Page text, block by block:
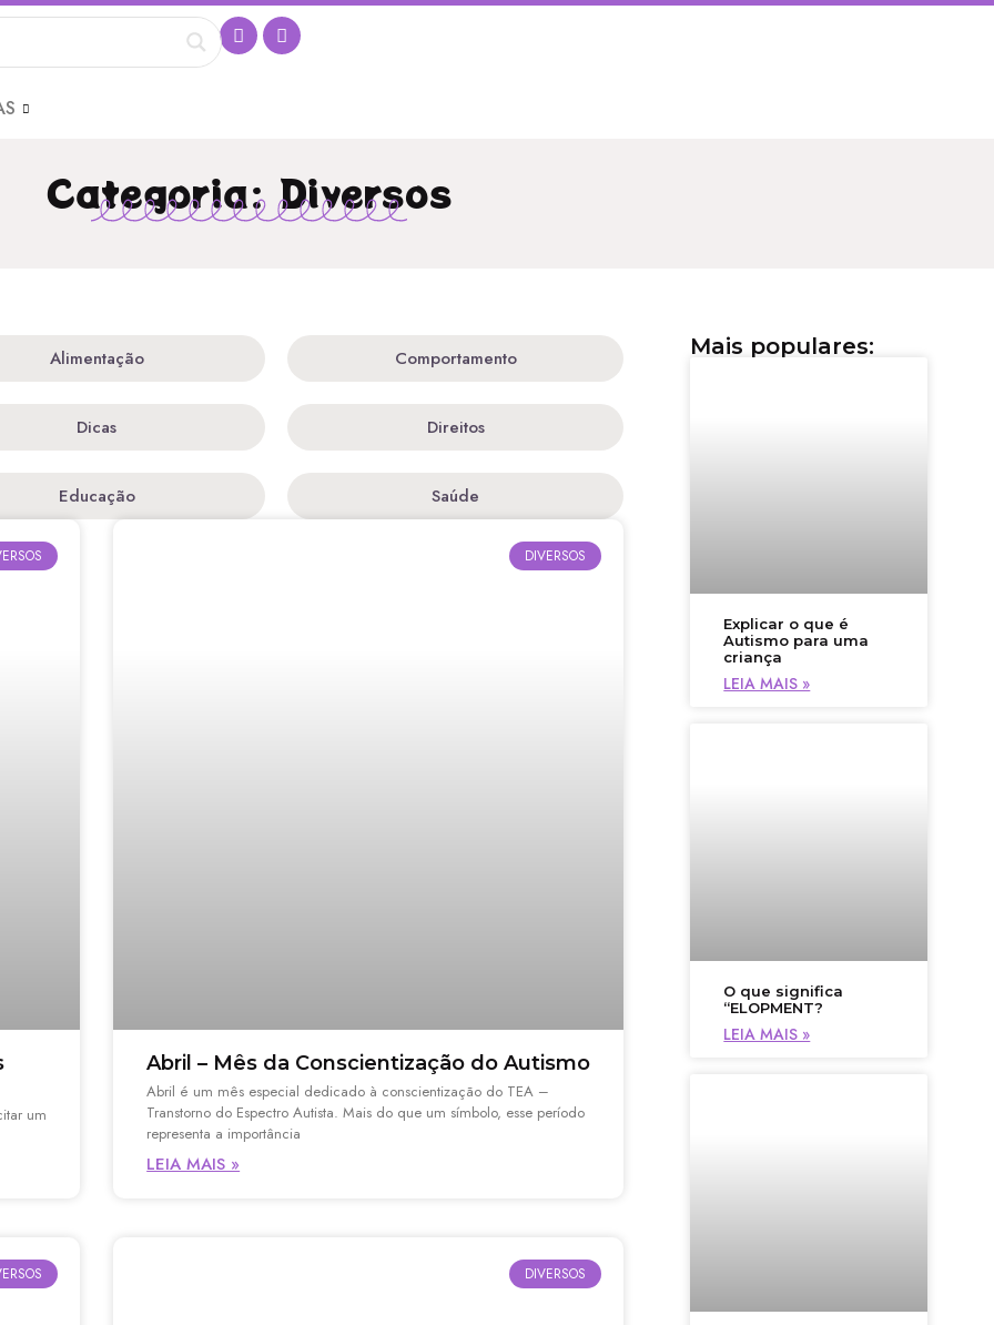
Categoria: Diversos
Alimentação Comportamento
Dicas Direitos
Educação Saúde
um
DIVERSOS
Abril – Mês da Conscientização do Autismo
Abril é um mês especial dedicado à conscientização do TEA –
Transtorno do Espectro Autista. Mais do que um símbolo, esse período
representa a importância
LEIA MAIS »
DIVERSOS
Mais populares:
Explicar o que é
Autismo para uma
criança
LEIA MAIS »
O que significa
“ELOPMENT?
LEIA MAIS »